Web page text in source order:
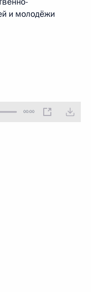
и молодёжи
00:00